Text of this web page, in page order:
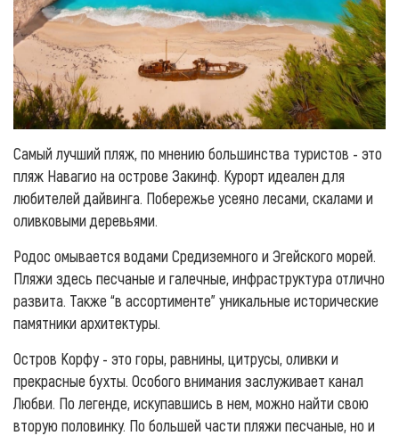
Самый лучший пляж, по мнению большинства туристов - это
пляж Навагио на острове Закинф. Курорт идеален для
любителей дайвинга. Побережье усеяно лесами, скалами и
оливковыми деревьями.
Родос омывается водами Средиземного и Эгейского морей.
Пляжи здесь песчаные и галечные, инфраструктура отлично
развита. Также “в ассортименте” уникальные исторические
памятники архитектуры.
Остров Корфу - это горы, равнины, цитрусы, оливки и
прекрасные бухты. Особого внимания заслуживает канал
Любви. По легенде, искупавшись в нем, можно найти свою
вторую половинку. По большей части пляжи песчаные, но и